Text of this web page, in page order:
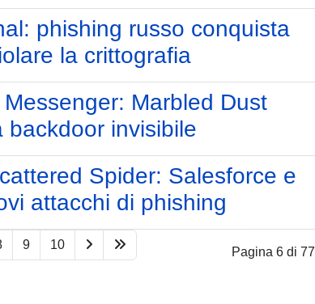
phishing russo conquista
la crittografia
Marbled Dust
invisibile
Spider: Salesforce e
attacchi di phishing
Pagina 6 di 77
9 10